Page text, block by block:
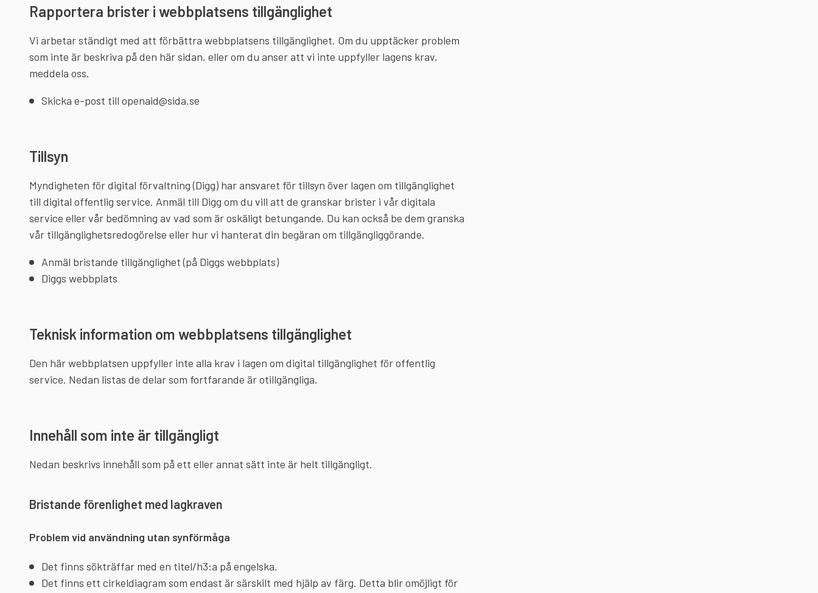
Rapportera brister i webbplatsens tillgänglighet
Vi arbetar ständigt med att förbättra webbplatsens tillgänglighet. Om du upptäcker problem
som inte är beskriva på den här sidan, eller om du anser att vi inte uppfyller lagens krav,
meddela oss.
Skicka e-post till openaid@sida.se
Tillsyn
Myndigheten för digital förvaltning (Digg) har ansvaret för tillsyn över lagen om tillgänglighet
till digital offentlig service. Anmäl till Digg om du vill att de granskar brister i vår digitala
service eller vår bedömning av vad som är oskäligt betungande. Du kan också be dem granska
vår tillgänglighetsredogörelse eller hur vi hanterat din begäran om tillgängliggörande.
Anmäl bristande tillgänglighet (på Diggs webbplats)
Diggs webbplats
Teknisk information om webbplatsens tillgänglighet
Den här webbplatsen uppfyller inte alla krav i lagen om digital tillgänglighet för offentlig
service. Nedan listas de delar som fortfarande är otillgängliga.
Innehåll som inte är tillgängligt
Nedan beskrivs innehåll som på ett eller annat sätt inte är helt tillgängligt.
Bristande förenlighet med lagkraven
Problem vid användning utan synförmåga
Det finns sökträffar med en titel/h3:a på engelska.
Det finns ett cirkeldiagram som endast är särskilt med hjälp av färg. Detta blir omöjligt för